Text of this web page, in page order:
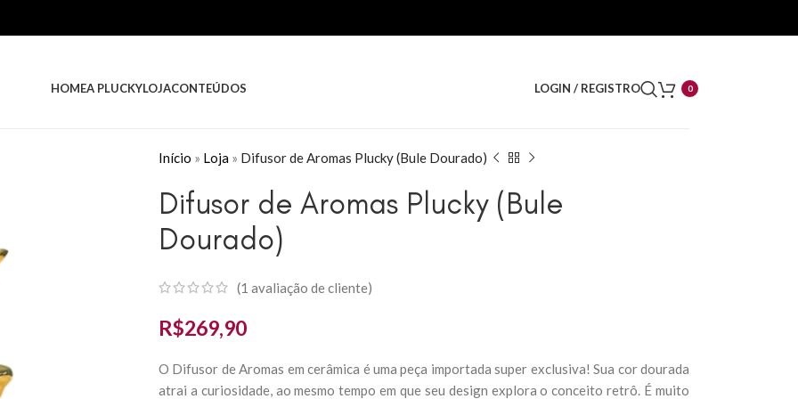
HOMEA PLUCKYLOJACONTEÚDOS LOGIN / REGISTRO 0
Início » Loja» Difusor de Aromas Plucky (Bule Dourado)
Difusor de Aromas Plucky (Bule
Dourado)
(1 avaliação de cliente)
R$269,90
O Difusor de Aromas em cerâmica é uma peça importada super exclusiva! Sua cor dourada
atrai a curiosidade, ao mesmo tempo em que seu design explora o conceito retrô. É muito